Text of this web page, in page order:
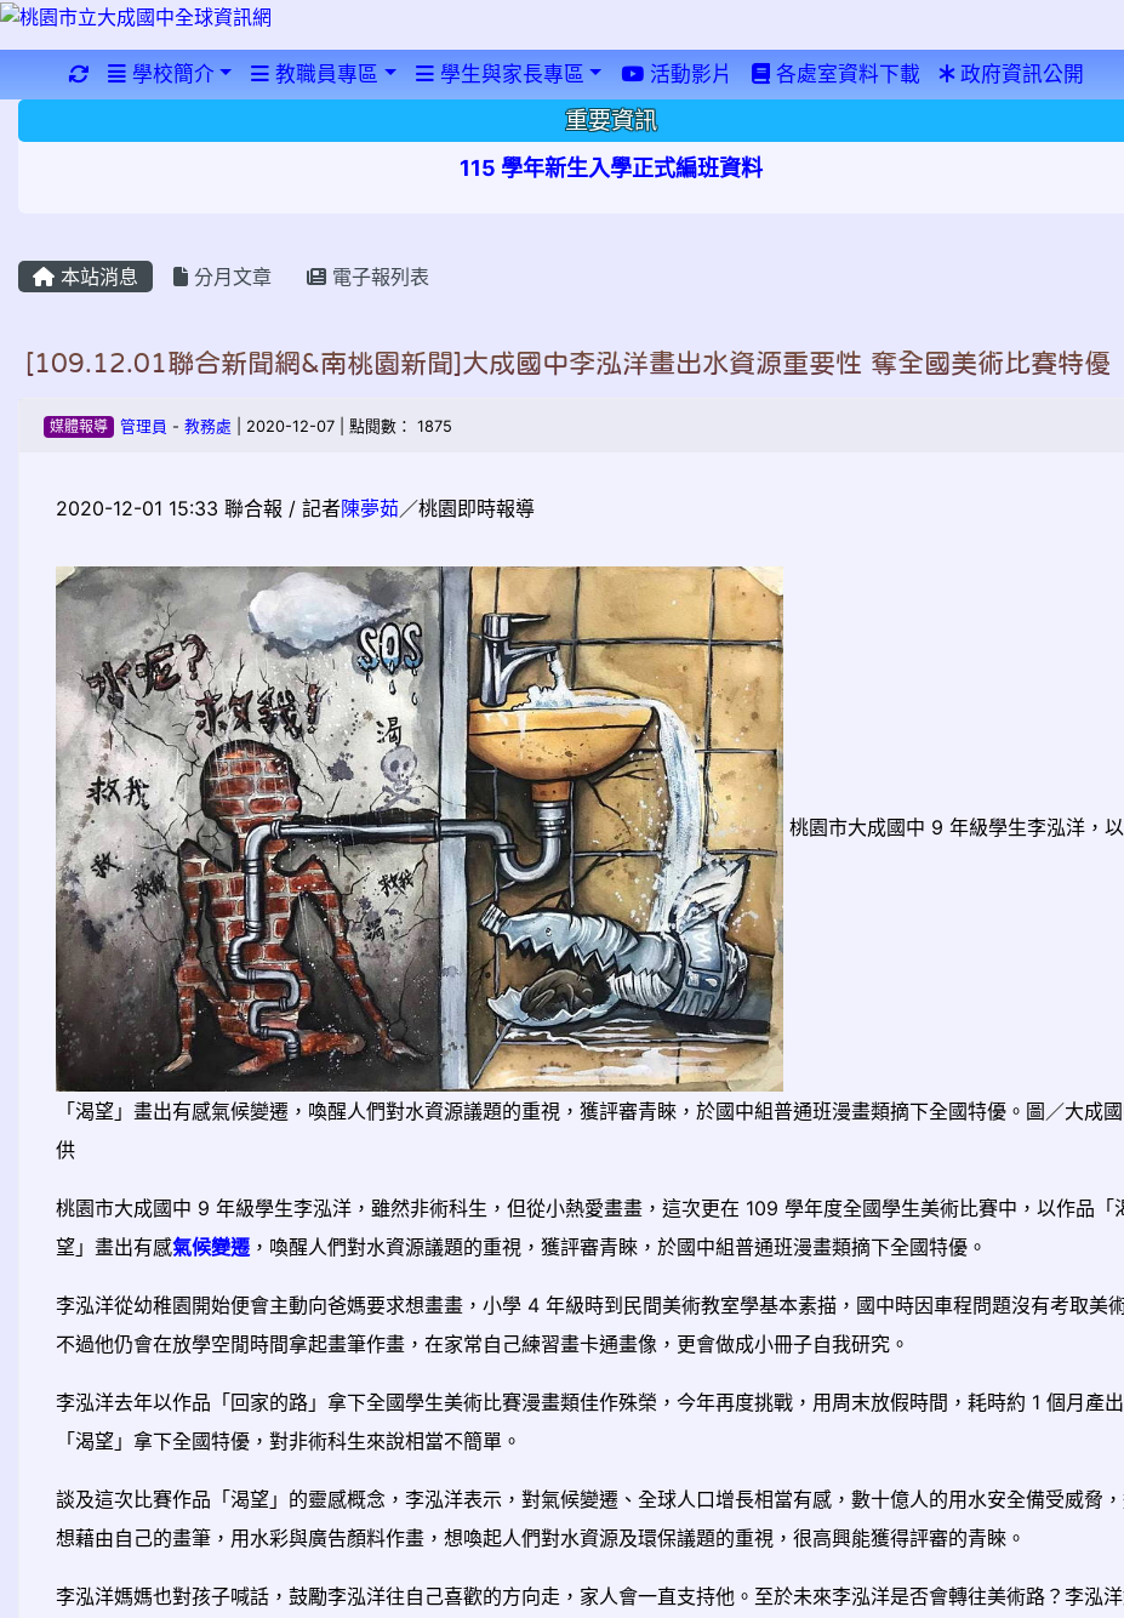
重新取得佈景設定
學校簡介 教職員專區 學生與家長專區 活動影片 各處室資料下載 政府資訊公開
重要資訊
115 學年新生入學正式編班資料
本站消息 分月文章 電子報列表
[109.12.01聯合新聞網&南桃園新聞]大成國中李泓洋畫出水資源重要性 奪全國美術比賽特優
媒體報導 管理員 - 教務處 | 2020-12-07 | 點閱數： 1875
2020-12-01 15:33 聯合報 / 記者陳夢茹／桃園即時報導
桃園市大成國中 9 年級學生李泓洋，
「渴望」畫出有感氣候變遷，喚醒人們對水資源議題的重視，獲評審青睞，於國中組普通班漫畫類摘下全國特優。圖／大成
供
桃園市大成國中 9 年級學生李泓洋，雖然非術科生，但從小熱愛畫畫，這次更在 109 學年度全國學生美術比賽中，以作品「
望」畫出有感氣候變遷 ，喚醒人們對水資源議題的重視，獲評審青睞，於國中組普通班漫畫類摘下全國特優。
李泓洋從幼稚園開始便會主動向爸媽要求想畫畫，小學 4 年級時到民間美術教室學基本素描，國中時因車程問題沒有考取美
不過他仍會在放學空閒時間拿起畫筆作畫，在家常自己練習畫卡通畫像，更會做成小冊子自我研究。
李泓洋去年以作品「回家的路」拿下全國學生美術比賽漫畫類佳作殊榮，今年再度挑戰，用周末放假時間，耗時約 1 個月產
「渴望」拿下全國特優，對非術科生來說相當不簡單。
談及這次比賽作品「渴望」的靈感概念，李泓洋表示，對氣候變遷、全球人口增長相當有感，數十億人的用水安全備受威脅
想藉由自己的畫筆，用水彩與廣告顏料作畫，想喚起人們對水資源及環保議題的重視，很高興能獲得評審的青睞。
李泓洋媽媽也對孩子喊話，鼓勵李泓洋往自己喜歡的方向走，家人會一直支持他。至於未來李泓洋是否會轉往美術路？李泓